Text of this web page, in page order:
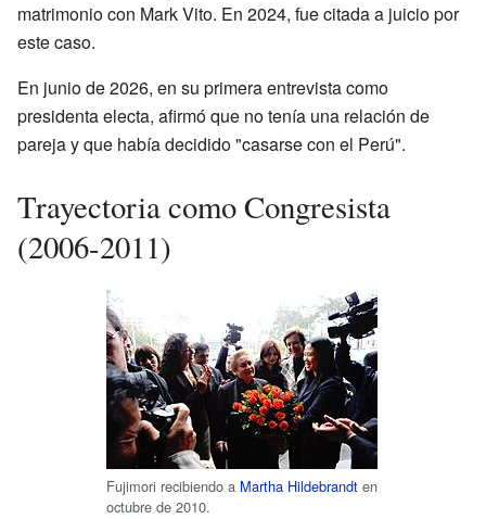
matrimonio con Mark Vito. En 2024, fue citada a juicio por
este caso.
En junio de 2026, en su primera entrevista como
presidenta electa, afirmó que no tenía una relación de
pareja y que había decidido "casarse con el Perú".
Trayectoria como Congresista
(2006-2011)
Fujimori recibiendo a Martha Hildebrandt en
octubre de 2010.